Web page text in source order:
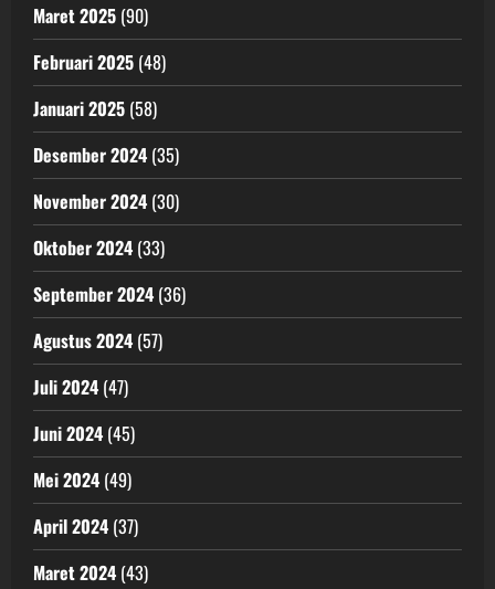
Maret 2025 (90)
Februari 2025 (48)
Januari 2025 (58)
Desember 2024 (35)
November 2024 (30)
Oktober 2024 (33)
September 2024 (36)
Agustus 2024 (57)
Juli 2024 (47)
Juni 2024 (45)
Mei 2024 (49)
April 2024 (37)
Maret 2024 (43)